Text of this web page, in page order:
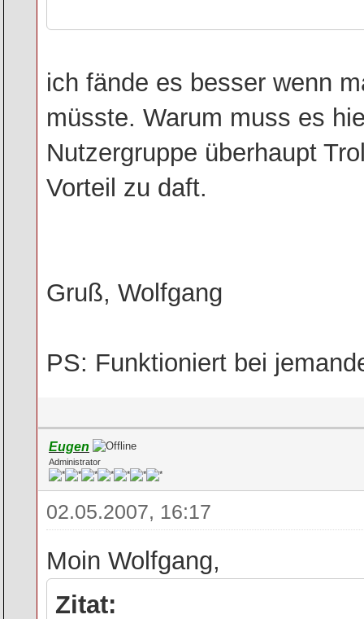
ich fände es besser wenn
müsste. Warum muss es
Nutzergruppe überhaupt
Vorteil zu daft.
Gruß, Wolfgang
PS: Funktioniert bei
Eugen
Administrator
02.05.2007, 16:17
Moin Wolfgang,
Zitat: